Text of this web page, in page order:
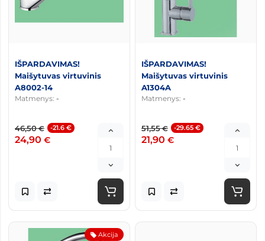
IŠPARDAVIMAS!
Maišytuvas virtuvinis
A8002-14
Matmenys: -
46,50€ -21.6 €
24,90 €
IŠPARDAVIMAS!
Maišytuvas virtuvinis
A1304A
Matmenys: -
51,55€ -29.65 €
21,90 €
Akcija